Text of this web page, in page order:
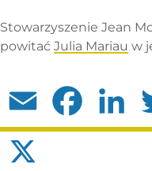
Stowarzyszenie Jean
powitać Julia Mariau w
Email Facebook